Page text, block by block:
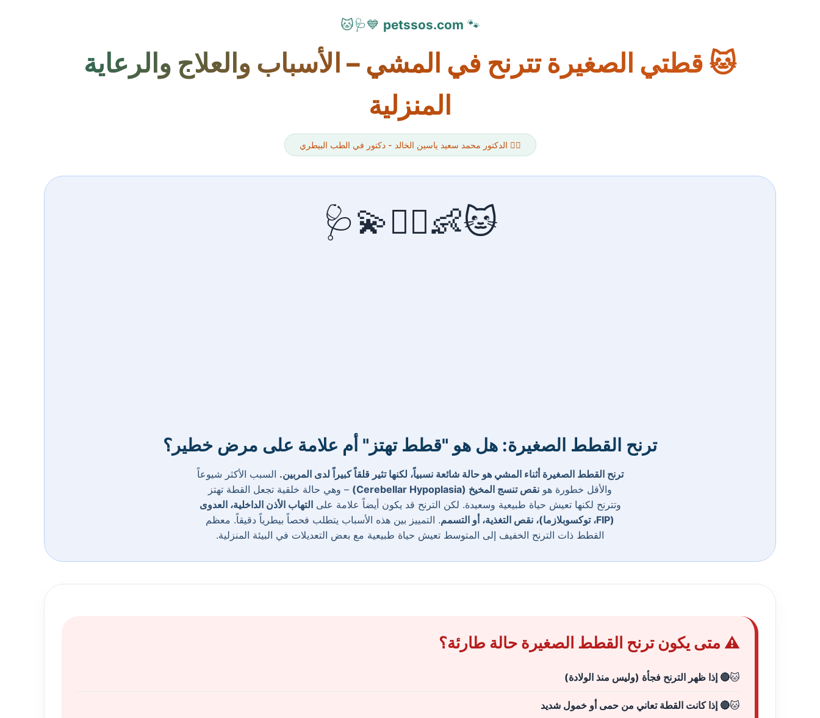
🐾
petssos.com
💙🩺🐱
🐱 قطتي الصغيرة تترنح في المشي – الأسباب والعلاج والرعاية
المنزلية
👨‍⚕️ الدكتور محمد سعيد ياسين الخالد - دكتور في الطب البيطري
🐱👶🚶‍♂️💫🩺
ترنح القطط الصغيرة: هل هو "قطط تهتز" أم علامة على مرض خطير؟
ترنح القطط الصغيرة أثناء المشي هو حالة شائعة نسبياً، لكنها تثير قلقاً كبيراً لدى المربين. السبب الأكثر شيوعاً
والأقل خطورة هو نقص تنسج المخيخ (Cerebellar Hypoplasia)
– وهي حالة خلقية تجعل القطة تهتز
وتترنح لكنها تعيش حياة طبيعية وسعيدة. لكن الترنح قد يكون أيضاً علامة على التهاب الأذن الداخلية، العدوى
(FIP، توكسوبلازما)، نقص التغذية، أو التسمم
. التمييز بين هذه الأسباب يتطلب فحصاً بيطرياً دقيقاً. معظم
القطط ذات الترنح الخفيف إلى المتوسط تعيش حياة طبيعية مع بعض التعديلات في البيئة المنزلية.
⚠️ متى يكون ترنح القطط الصغيرة حالة طارئة؟
🔴 إذا ظهر الترنح فجأة (وليس منذ الولادة)
🔴 إذا كانت القطة تعاني من حمى أو خمول شديد